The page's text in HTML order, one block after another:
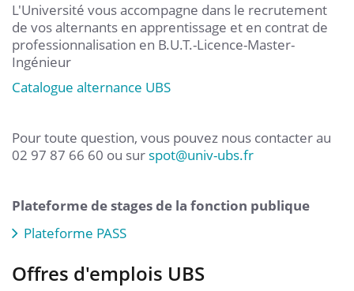
L'Université vous accompagne dans le recrutement
de vos alternants en apprentissage et en contrat de
professionnalisation en B.U.T.-Licence-Master-
Ingénieur
Catalogue alternance UBS
Pour toute question, vous pouvez nous contacter au
02 97 87 66 60 ou sur spot@univ-ubs.fr
Plateforme de stages de la fonction publique
Plateforme PASS
Offres d'emplois UBS